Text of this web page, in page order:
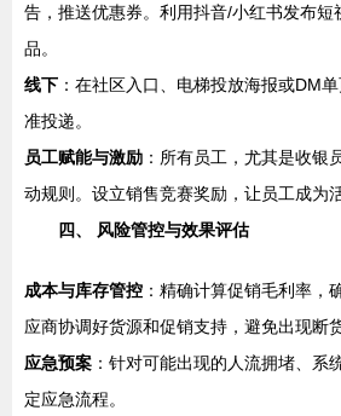
告，推送优惠券。利用抖音/小红书发布短
品。
线下 ：在社区入口、电梯投放海报或DM
准投递。
员工赋能与激励 ：所有员工，尤其是收银
动规则。设立销售竞赛奖励，让员工成为
四、 风险管控与效果评估
成本与库存管控 ：精确计算促销毛利率，
应商协调好货源和促销支持，避免出现断
应急预案 ：针对可能出现的人流拥堵、系
定应急流程。